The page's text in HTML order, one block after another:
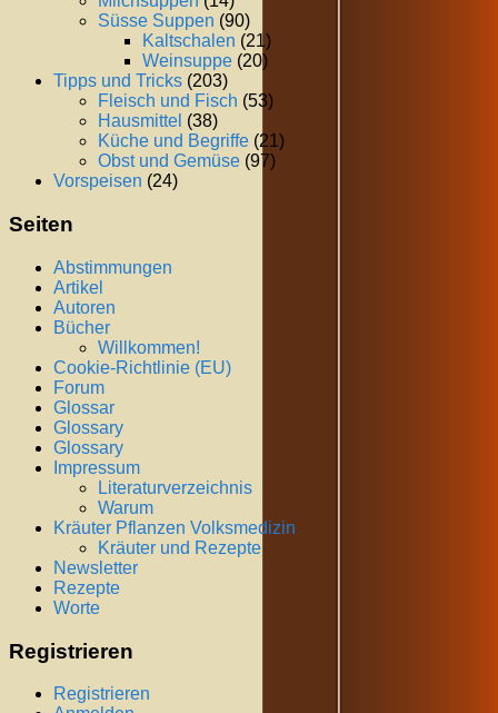
Süsse Suppen (90)
Kaltschalen (21)
Weinsuppe (20)
Tipps und Tricks (203)
Fleisch und Fisch (53)
Hausmittel (38)
Küche und Begriffe (21)
Obst und Gemüse (97)
Vorspeisen (24)
Seiten
Abstimmungen
Artikel
Autoren
Bücher
Willkommen!
Cookie-Richtlinie (EU)
Forum
Glossar
Glossary
Glossary
Impressum
Literaturverzeichnis
Warum
Kräuter Pflanzen Volksmedizin
Kräuter und Rezepte
Newsletter
Rezepte
Worte
Registrieren
Registrieren